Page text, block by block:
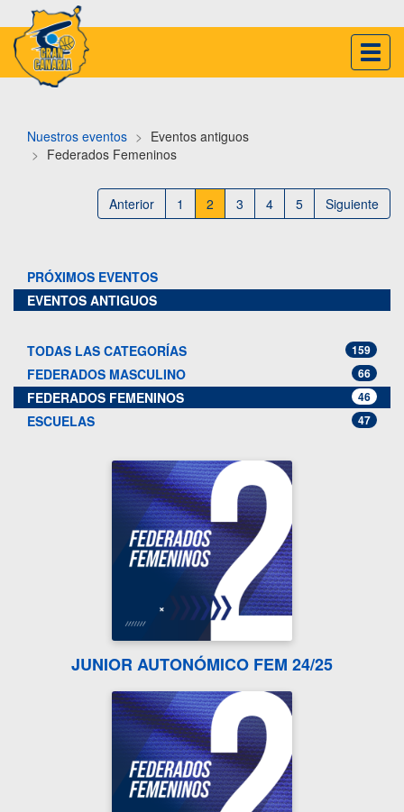
Nuestros eventos
Eventos antiguos
Federados Femeninos
Anterior 1 2 3 4 5 Siguiente
PRÓXIMOS EVENTOS
EVENTOS ANTIGUOS
TODAS LAS CATEGORÍAS 159
FEDERADOS MASCULINO 66
FEDERADOS FEMENINOS 46
ESCUELAS 47
JUNIOR AUTONÓMICO FEM 24/25